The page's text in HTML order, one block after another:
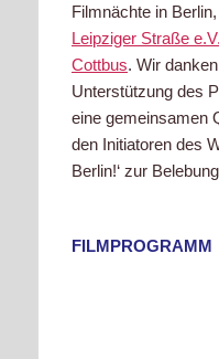
Filmnächte in
Leipziger Straße e.V.
Cottbus. Wir
Unterstützung des
eine gemeinsamen
den Initiatoren des
Berlin!‘ zur
FILMPROGRAMM